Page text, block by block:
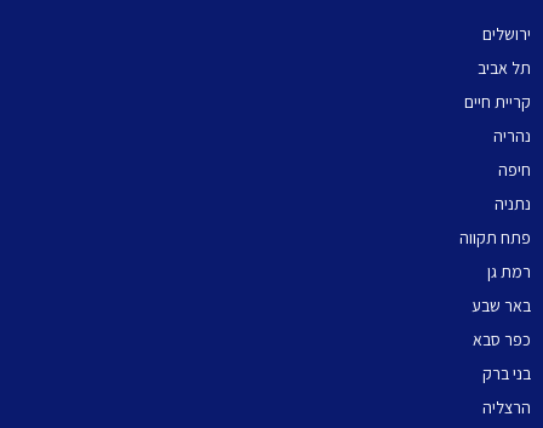
ירושלים
תל אביב
קריית חיים
נהריה
חיפה
נתניה
פתח תקווה
רמת גן
באר שבע
כפר סבא
בני ברק
הרצליה